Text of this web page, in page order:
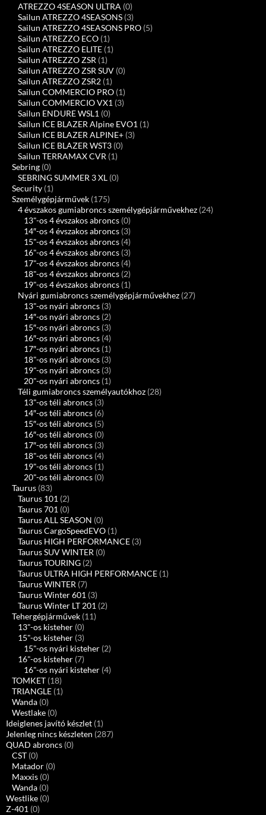
ATREZZO 4SEASON ULTRA (0)
Sailun ATREZZO 4SEASONS (3)
Sailun ATREZZO 4SEASONS PRO (5)
Sailun ATREZZO ECO (1)
Sailun ATREZZO ELITE (1)
Sailun ATREZZO ZSR (1)
Sailun ATREZZO ZSR SUV (0)
Sailun ATREZZO ZSR2 (1)
Sailun COMMERCIO PRO (1)
Sailun COMMERCIO VX1 (3)
Sailun ENDURE WSL1 (0)
Sailun ICE BLAZER Alpine EVO1 (1)
Sailun ICE BLAZER ALPINE+ (3)
Sailun ICE BLAZER WST3 (0)
Sailun TERRAMAX CVR (1)
Sebring (0)
SEBRING SUMMER 3 XL (0)
Security (1)
Személygépjárművek (175)
4 évszakos gumiabroncs személygépjárművekhez (24)
13"-os 4 évszakos abroncs (0)
14″-os 4 évszakos abroncs (3)
15"-os 4 évszakos abroncs (4)
16"-os 4 évszakos abroncs (3)
17"-os 4 évszakos abroncs (4)
18"-os 4 évszakos abroncs (2)
19"-os 4 évszakos abroncs (1)
Nyári gumiabroncs személygépjárművekhez (27)
13"-os nyári abroncs (3)
14″-os nyári abroncs (2)
15″-os nyári abroncs (3)
16″-os nyári abroncs (4)
17″-os nyári abroncs (1)
18"-os nyári abroncs (3)
19"-os nyári abroncs (3)
20"-os nyári abroncs (1)
Téli gumiabroncs személyautókhoz (28)
13"-os téli abroncs (3)
14″-os téli abroncs (6)
15″-os téli abroncs (5)
16″-os téli abroncs (0)
17″-os téli abroncs (3)
18"-os téli abroncs (4)
19"-os téli abroncs (1)
20"-os téli abroncs (0)
Taurus (83)
Taurus 101 (2)
Taurus 701 (0)
Taurus ALL SEASON (0)
Taurus CargoSpeedEVO (1)
Taurus HIGH PERFORMANCE (3)
Taurus SUV WINTER (0)
Taurus TOURING (2)
Taurus ULTRA HIGH PERFORMANCE (1)
Taurus WINTER (7)
Taurus Winter 601 (3)
Taurus Winter LT 201 (2)
Tehergépjárművek (11)
13"-os kisteher (0)
15"-os kisteher (3)
15"-os nyári kisteher (2)
16"-os kisteher (7)
16"-os nyári kisteher (4)
TOMKET (18)
TRIANGLE (1)
Wanda (0)
Westlake (0)
Ideiglenes javító készlet (1)
Jelenleg nincs készleten (287)
QUAD abroncs (0)
CST (0)
Matador (0)
Maxxis (0)
Wanda (0)
Westlike (0)
Z-401 (0)